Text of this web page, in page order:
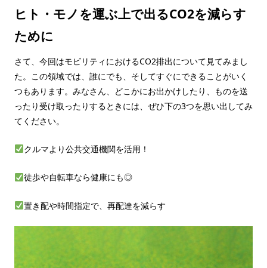
ヒト・モノを運ぶ上で出るCO2を減らす
ために
さて、今回はモビリティにおけるCO2排出について見てみまし
た。この領域では、誰にでも、そしてすぐにできることがいく
つもあります。みなさん、どこかにお出かけしたり、ものを送
ったり受け取ったりするときには、ぜひ下の3つを思い出してみ
てください。
クルマより公共交通機関を活用！
徒歩や自転車なら健康にも◎
置き配や時間指定で、再配達を減らす